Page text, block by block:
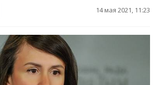
14 мая 2021, 11:23